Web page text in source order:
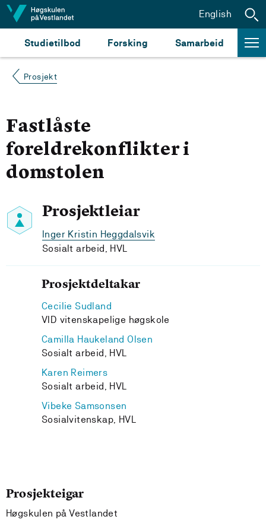
Hopp til innhald
Studietilbod Forsking Samarbeid
English
Prosjekt
Fastlåste
foreldrekonflikter i
domstolen
Prosjektleiar
Inger Kristin Heggdalsvik
Sosialt arbeid, HVL
Prosjektdeltakar
Cecilie Sudland
VID vitenskapelige høgskole
Camilla Haukeland Olsen
Sosialt arbeid, HVL
Karen Reimers
Sosialt arbeid, HVL
Vibeke Samsonsen
Sosialvitenskap, HVL
Prosjekteigar
Høgskulen på Vestlandet